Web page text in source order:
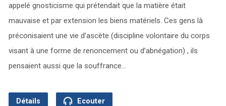
appelé gnosticisme qui prétendait que la matière était
mauvaise et par extension les biens matériels. Ces gens là
préconisaient une vie d’ascète (discipline volontaire du corps
visant à une forme de renoncement ou d’abnégation) , ils
pensaient aussi que la souffrance…
Détails Ecouter